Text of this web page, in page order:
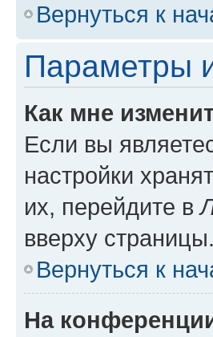
Вернуться к
Параметры
Как мне
Если вы
настройки
их, перейдите в
вверху
Вернуться к
На